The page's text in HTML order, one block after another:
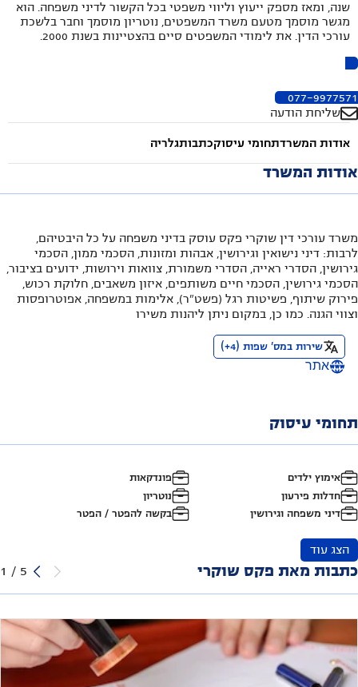
שנה, ומאז מספק ייעוץ וליווי משפטי בכל הקשור לדיני משפחה. הוא
מגשר מוסמך מטעם משרד המשפטים, נוטריון מוסמך וחבר בלשכת
עורכי הדין. את לימודי המשפטים סיים בהצטיינות בשנת 2000.
077-9977571
שליחת הודעה
אודות המשרדתחומי עיסוקכתבותגלריה
אודות המשרד
משרד עורכי דין שוקרי פקס עוסק בדיני משפחה על כל היבטיהם,
לרבות: דיני נישואין וגירושין, אבהות ומזונות, הסכמי ממון, הסכמי
גירושין, הסדרי ראייה, הסדרי משמורת, צוואות וירושות, ידועים בציבור,
הסכמי גירושין, הסכמי חיים משותפים, איזון משאבים, חלוקת רכוש,
פירוק שיתוף, פשיטות רגל (פשט"ר), אלימות במשפחה, אפוטרופסות
וצווי הגנה. כמו כן, במקום ניתן ליהנות משירו
שירות במס' שפות (
4
+)
אתר
תחומי עיסוק
אימוץ ילדים
פונדקאות
חדלות פירעון
נוטריון
דיני משפחה וגירושין
בקשה להפטר / הפטר
הצג עוד
כתבות מאת פקס שוקרי 5
/
1